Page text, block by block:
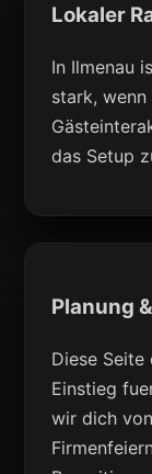
Lokaler
In Ilmenau
stark,
das Setup
Planung
Diese
Einstieg
wir dich